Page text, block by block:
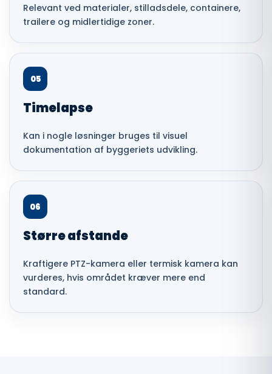
Relevant ved materialer, stilladsdele, containere,
trailere og midlertidige zoner.
05
Timelapse
Kan i nogle løsninger bruges til visuel
dokumentation af byggeriets udvikling.
06
Større afstande
Kraftigere PTZ-kamera eller termisk kamera kan
vurderes, hvis området kræver mere end
standard.